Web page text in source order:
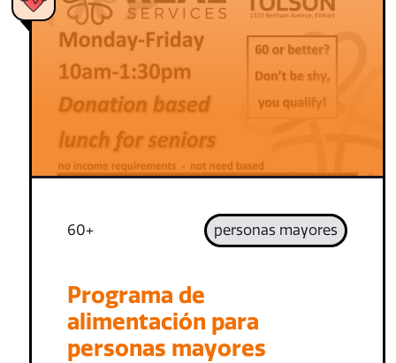
60+ personas mayores
Programa de
alimentación para
personas mayores